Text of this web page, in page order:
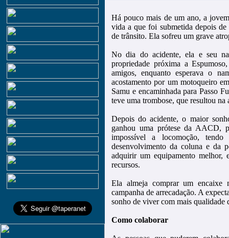
Há pouco mais de um ano, a
vida a que foi submetida depois
de trânsito. Ela sofreu um grave
No dia do acidente, ela e seu
propriedade próxima a
amigos, enquanto esperava o
acostamento por um motoqueiro
Samu e encaminhada para Passo
teve uma trombose, que resultou
Depois do acidente, o maior
ganhou uma prótese da AACD,
impossível a locomoção,
desenvolvimento da coluna e da
adquirir um equipamento melhor,
recursos.
Ela almeja comprar um encaixe
campanha de arrecadação. A
sonho de viver com mais qualidade
Como colaborar